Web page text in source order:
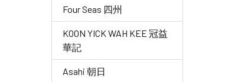
Four Seas 四州
KOON YICK WAH KEE 冠益
華記
Asahi 朝日